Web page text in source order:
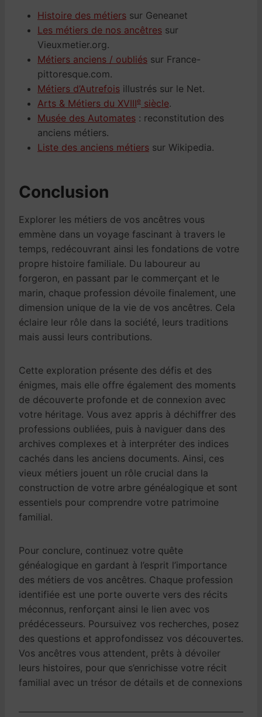
Histoire des métiers sur Geneanet
Les métiers de nos ancêtres sur
Vieuxmetier.org.
Métiers anciens / oubliés sur France-
pittoresque.com.
Métiers d’Autrefois illustrés sur le Net.
Arts & Métiers du XVIIIe siècle.
Musée des Automates : reconstitution des
anciens métiers.
Liste des anciens métiers sur Wikipedia.
Conclusion
Explorer les métiers de vos ancêtres vous
emmène dans un voyage fascinant à travers le
temps, redécouvrant ainsi les fondations de votre
propre histoire familiale. Du laboureur au
forgeron, en passant par le commerçant et le
marin, chaque profession dévoile finalement, une
dimension unique de la vie de vos ancêtres. Cela
éclaire leur rôle dans la société, leurs traditions
mais aussi leurs contributions.
Cette exploration présente des défis et des
énigmes, mais elle offre également des moments
de découverte profonde et de connexion avec
votre héritage. Vous avez appris à déchiffrer des
professions oubliées, puis à naviguer dans des
archives complexes et à interpréter des indices
cachés dans les anciens documents. Ainsi, ces
vieux métiers jouent un rôle crucial dans la
construction de votre arbre généalogique et sont
essentiels pour comprendre votre patrimoine
familial.
Pour conclure, continuez votre quête
généalogique en gardant à l’esprit l’importance
des métiers de vos ancêtres. Chaque profession
identifiée est une porte ouverte vers des récits
méconnus, renforçant ainsi le lien avec vos
prédécesseurs. Poursuivez vos recherches, posez
des questions et approfondissez vos découvertes.
Vos ancêtres vous attendent, prêts à dévoiler
leurs histoires, pour que s’enrichisse votre récit
familial avec un trésor de détails et de connexions